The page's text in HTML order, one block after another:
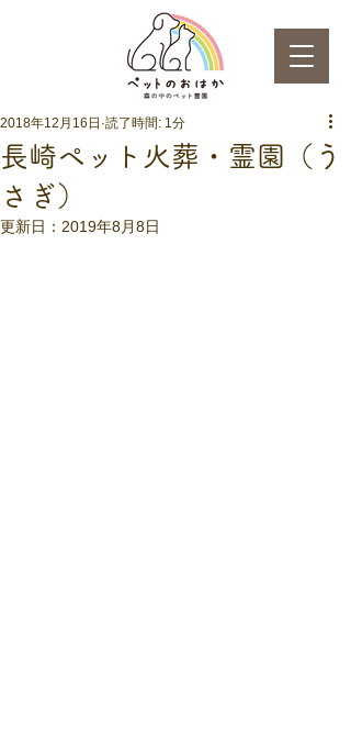
長崎ペット火葬・霊園（う
さぎ）
2018年12月16日 読了時間: 1分
更新日： 2019年8月8日